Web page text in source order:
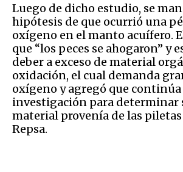
Luego de dicho estudio, se
hipótesis de que ocurrió una
oxígeno en el manto acuífero.
que “los peces se ahogaron” y
deber a exceso de material
oxidación, el cual demanda
oxígeno y agregó que continúa
investigación para determinar
material provenía de las piletas
Repsa.